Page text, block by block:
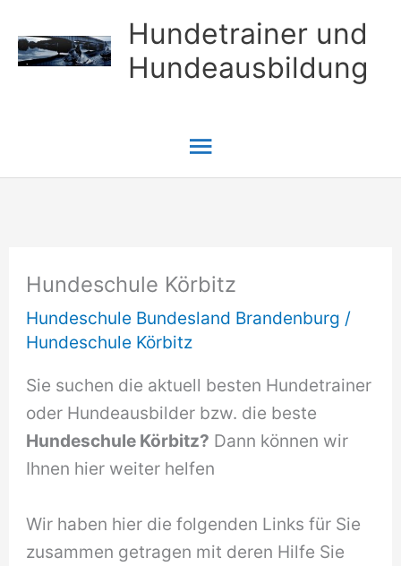
Inhalt
springen
Hundetrainer und
Hundeausbildung
Hauptmenü
Hundeschule Körbitz
Hundeschule Bundesland Brandenburg /
Hundeschule Körbitz
Sie suchen die aktuell besten Hundetrainer
oder Hundeausbilder bzw. die beste
Hundeschule Körbitz? Dann können wir
Ihnen hier weiter helfen
Wir haben hier die folgenden Links für Sie
zusammen getragen mit deren Hilfe Sie